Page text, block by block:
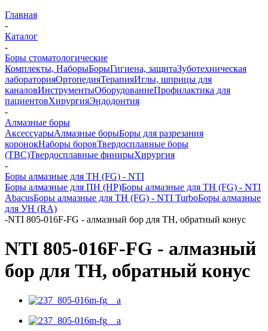
Главная
-
Каталог
-
Боры стоматологические
Комплекты, НаборыБорыГигиена, защитаЗуботехническая
лабораторияОртопедияТерапияИглы, шприцы для
каналовИнструментыОборудованиеПрофилактика для
пациентовХирургияЭндодонтия
-
Алмазные боры
АксессуарыАлмазные борыБоры для разрезания
коронокНаборы боровТвердосплавные боры
(ТВС)Твердосплавные финирыХирургия
-
Боры алмазные для ТН (FG) - NTI
Боры алмазные для ПН (HP)Боры алмазные для ТН (FG) - NTI
AbacusБоры алмазные для ТН (FG) - NTI TurboБоры алмазные
для УН (RA)
-NTI 805-016F-FG - алмазный бор для ТН, обратный конус
NTI 805-016F-FG - алмазный
бор для ТН, обратный конус